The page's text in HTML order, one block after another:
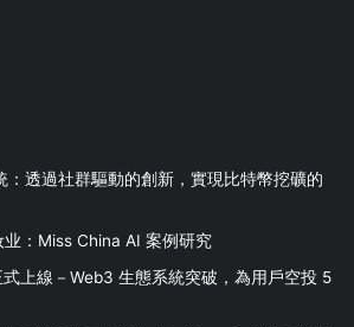
透過社群驅動的創新，實現比特幣挖礦的
：Miss China AI 案例研究
上線－Web3 生態系統突破，為用戶空投 5